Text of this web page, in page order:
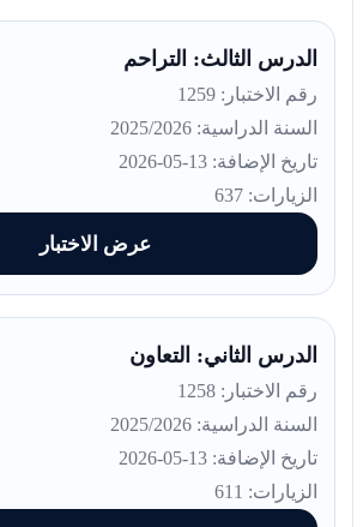
الدرس الثالث: التراحم
رقم الاختبار: 1259
السنة الدراسية: 2025/2026
تاريخ الإضافة: 13-05-2026
الزيارات: 637
عرض الاختبار
الدرس الثاني: التعاون
رقم الاختبار: 1258
السنة الدراسية: 2025/2026
تاريخ الإضافة: 13-05-2026
الزيارات: 611